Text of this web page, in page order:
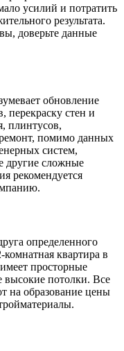
усилий и потратить
результата.
доверьте данные
обновление
перекраску стен и
плинтусов,
помимо данных
систем,
другие сложные
рекомендуется
определенного
квартира в
просторные
потолки. Все
на образование цены